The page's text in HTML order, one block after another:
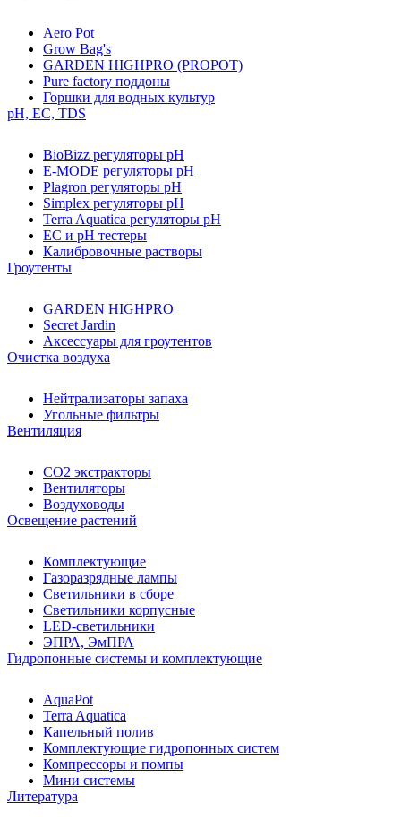
Aero Pot
Grow Bag's
GARDEN HIGHPRO (PROPOT)
Pure factory поддоны
Горшки для водных культур
pH, EC, TDS
BioBizz регуляторы pH
E-MODE регуляторы pH
Plagron регуляторы pH
Simplex регуляторы pH
Terra Aquatica регуляторы pH
EC и pH тестеры
Калибровочные растворы
Гроутенты
GARDEN HIGHPRO
Secret Jardin
Аксессуары для гроутентов
Очистка воздуха
Нейтрализаторы запаха
Угольные фильтры
Вентиляция
CO2 экстракторы
Вентиляторы
Воздуховоды
Освещение растений
Комплектующие
Газоразрядные лампы
Светильники в сборе
Светильники корпусные
LED-светильники
ЭПРА, ЭмПРА
Гидропонные системы и комплектующие
AquaPot
Terra Aquatica
Капельный полив
Комплектующие гидропонных систем
Компрессоры и помпы
Мини системы
Литература